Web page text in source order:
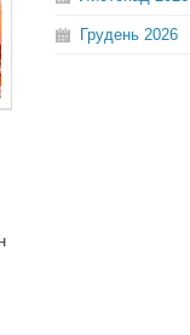
Грудень 2026